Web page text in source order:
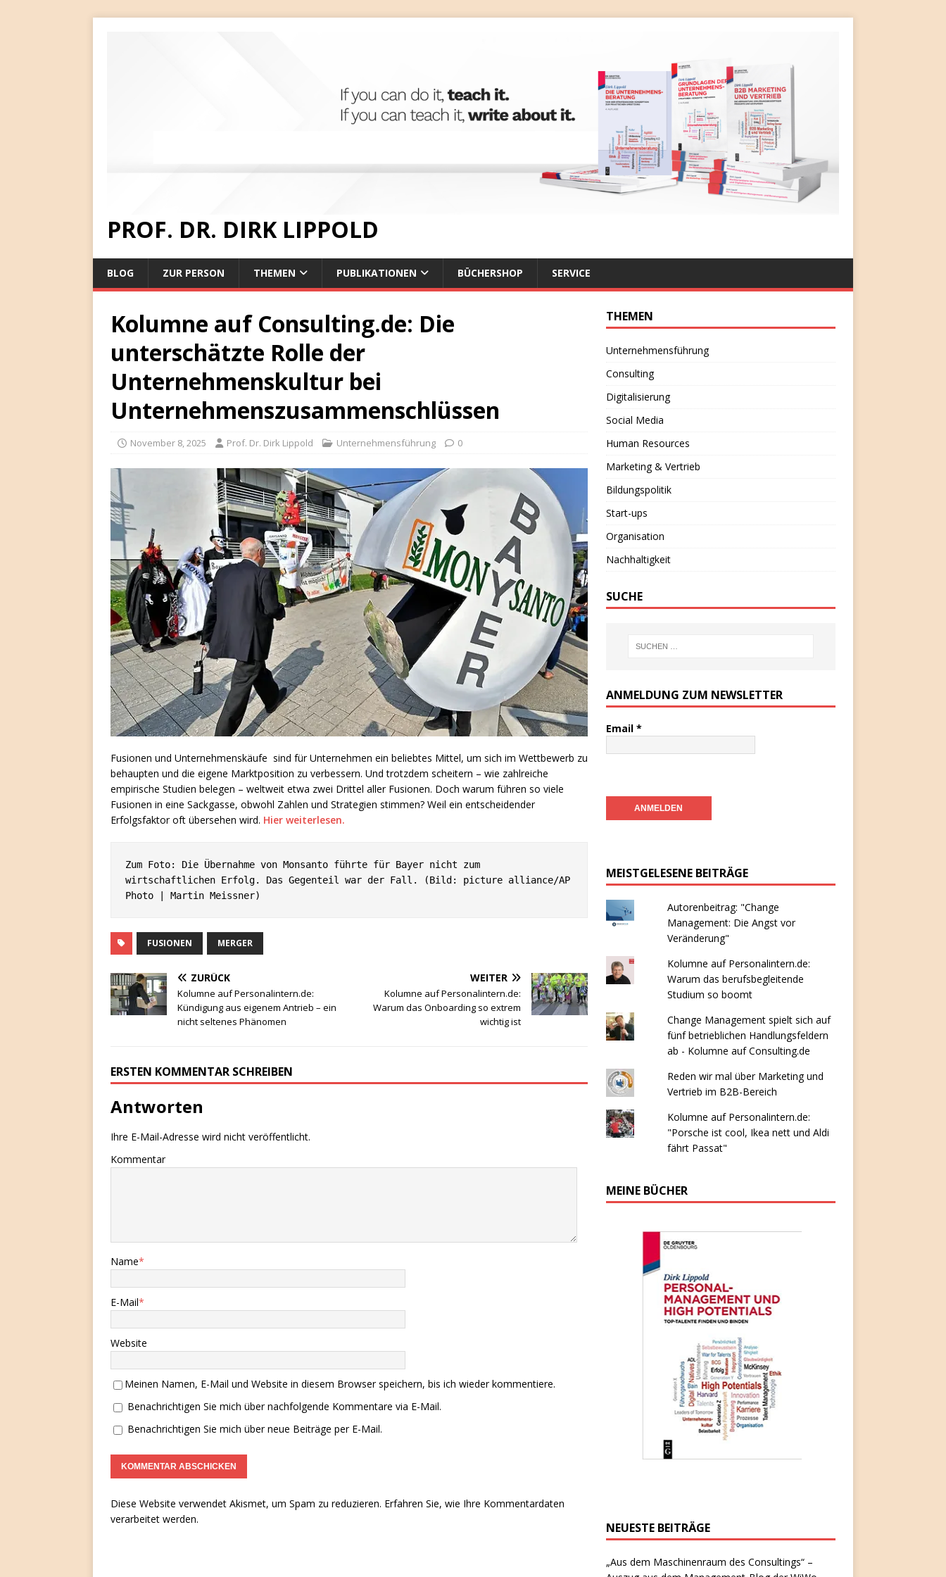
PROF. DR. DIRK LIPPOLD
BLOG ZUR PERSON THEMEN PUBLIKATIONEN BÜCHERSHOP SERVICE
Kolumne auf Consulting.de: Die
unterschätzte Rolle der
Unternehmenskultur bei
Unternehmenszusammenschlüssen
November 8, 2025 Prof. Dr. Dirk Lippold Unternehmensführung 0
Fusionen und Unternehmenskäufe sind für Unternehmen ein beliebtes Mittel, um sich im Wettbewerb zu
behaupten und die eigene Marktposition zu verbessern. Und trotzdem scheitern – wie zahlreiche
empirische Studien belegen – weltweit etwa zwei Drittel aller Fusionen. Doch warum führen so viele
Fusionen in eine Sackgasse, obwohl Zahlen und Strategien stimmen? Weil ein entscheidender
Erfolgsfaktor oft übersehen wird. Hier weiterlesen.
Zum Foto: Die Übernahme von Monsanto führte für Bayer nicht zum
wirtschaftlichen Erfolg. Das Gegenteil war der Fall. (Bild: picture alliance/AP
Photo | Martin Meissner)
FUSIONEN MERGER
ZURÜCK
Kolumne auf Personalintern.de:
Kündigung aus eigenem Antrieb – ein
nicht seltenes Phänomen
WEITER
Kolumne auf Personalintern.de:
Warum das Onboarding so extrem
wichtig ist
ERSTEN KOMMENTAR SCHREIBEN
Antworten
Ihre E-Mail-Adresse wird nicht veröffentlicht.
Kommentar
Name*
E-Mail*
Website
Meinen Namen, E-Mail und Website in diesem Browser speichern, bis ich wieder kommentiere.
Benachrichtigen Sie mich über nachfolgende Kommentare via E-Mail.
Benachrichtigen Sie mich über neue Beiträge per E-Mail.
Diese Website verwendet Akismet, um Spam zu reduzieren. Erfahren Sie, wie Ihre Kommentardaten
verarbeitet werden.
THEMEN
Unternehmensführung
Consulting
Digitalisierung
Social Media
Human Resources
Marketing & Vertrieb
Bildungspolitik
Start-ups
Organisation
Nachhaltigkeit
SUCHE
ANMELDUNG ZUM NEWSLETTER
Email *
MEISTGELESENE BEITRÄGE
Autorenbeitrag: "Change
Management: Die Angst vor
Veränderung"
Kolumne auf Personalintern.de:
Warum das berufsbegleitende
Studium so boomt
Change Management spielt sich auf
fünf betrieblichen Handlungsfeldern
ab - Kolumne auf Consulting.de
Reden wir mal über Marketing und
Vertrieb im B2B-Bereich
Kolumne auf Personalintern.de:
"Porsche ist cool, Ikea nett und Aldi
fährt Passat"
MEINE BÜCHER
NEUESTE BEITRÄGE
„Aus dem Maschinenraum des Consultings“ –